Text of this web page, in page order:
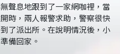
聲息地跟到了一家網咖裡，當
時，兩人報警求助，警察很快
了派出所。在說明情況後，小
備回家。